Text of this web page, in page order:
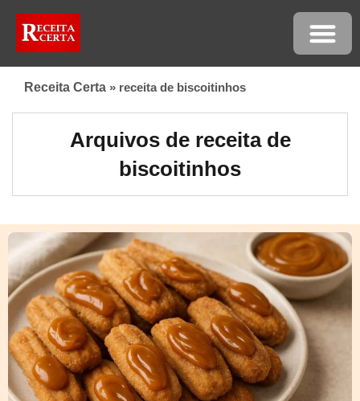
Receita Certa » receita de biscoitinhos
Arquivos de receita de
biscoitinhos